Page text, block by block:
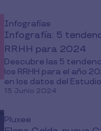
Infografías
Infografía: 5
RRHH para 2024
Descubre las 5
los RRHH para el año
en los datos del Estudio
13 Junio 2024
Pluxee